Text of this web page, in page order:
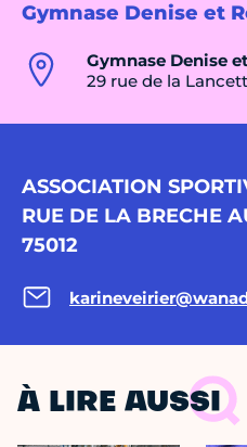
Gymnase Denise et
Gymnase Denise
29 rue de la
ASSOCIATION
RUE DE LA BRECHE
75012
À LIRE AUSSI